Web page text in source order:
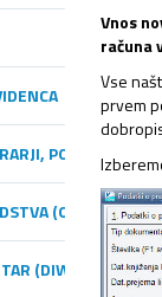
PODJEMNE
(OSW)
(DIW)
Vnos
računa
Vse
prvem